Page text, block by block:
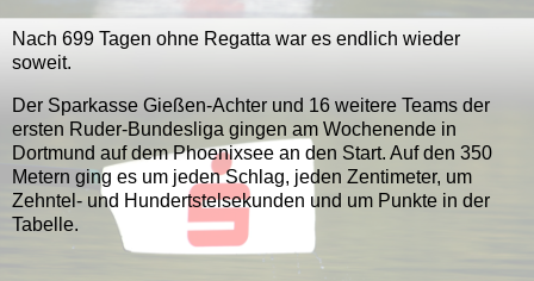
Nach 699 Tagen ohne Regatta war es endlich wieder
soweit.
Der Sparkasse Gießen-Achter und 16 weitere Teams der
ersten Ruder-Bundesliga gingen am Wochenende in
Dortmund auf dem Phoenixsee an den Start. Auf den 350
Metern ging es um jeden Schlag, jeden Zentimeter, um
Zehntel- und Hundertstelsekunden und um Punkte in der
Tabelle.